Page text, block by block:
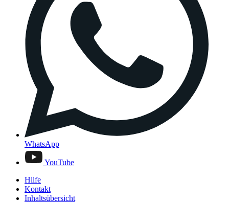
WhatsApp
YouTube
Hilfe
Kontakt
Inhaltsübersicht